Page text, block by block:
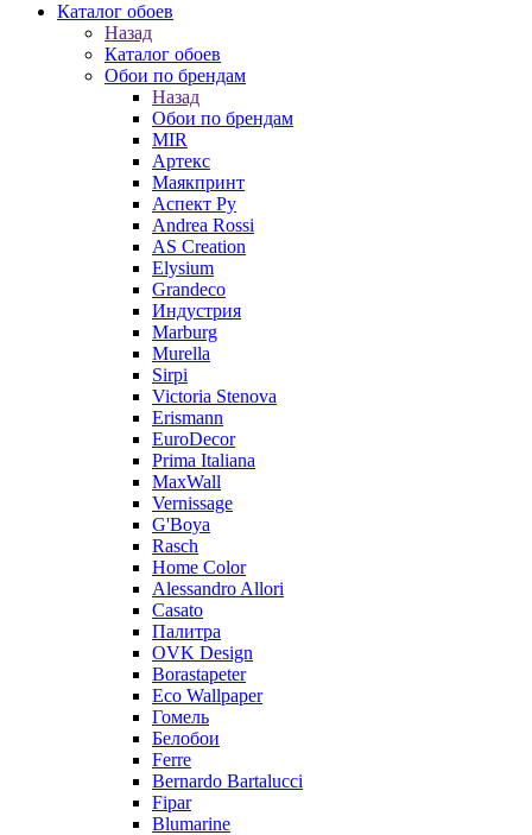
Каталог обоев
Назад
Каталог обоев
Обои по брендам
Назад
Обои по брендам
MIR
Артекс
Маякпринт
Аспект Ру
Andrea Rossi
AS Creation
Elysium
Grandeco
Индустрия
Marburg
Murella
Sirpi
Victoria Stenova
Erismann
EuroDecor
Prima Italiana
MaxWall
Vernissage
G'Boya
Rasch
Home Color
Alessandro Allori
Casato
Палитра
OVK Design
Borastapeter
Eco Wallpaper
Гомель
Белобои
Ferre
Bernardo Bartalucci
Fipar
Blumarine